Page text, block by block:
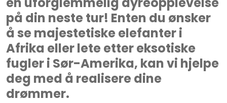
på din neste tur! Enten du ønsker
å se majestetiske elefanter i
Afrika eller lete etter eksotiske
fugler i Sør-Amerika, kan vi hjelpe
deg med å realisere dine
drømmer.